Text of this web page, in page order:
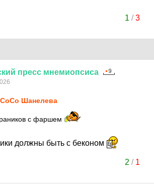
1 /3
пресс мнемиопсиса
CoCo Шанелева
с фаршем
должны быть с беконом
2 / 1